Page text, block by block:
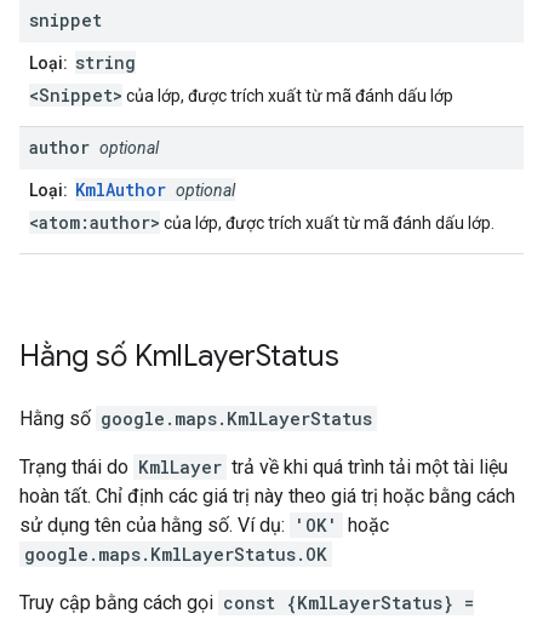
snippet
Loại: string
<Snippet> của lớp, được trích xuất từ mã đánh dấu lớp
author optional
Loại: KmlAuthor optional
<atom:author> của lớp, được trích xuất từ mã đánh dấu lớp.
Hằng số KmlLayerStatus
Hằng số google.maps. KmlLayerStatus
Trạng thái do KmlLayer trả về khi quá trình tải một tài liệu
hoàn tất. Chỉ định các giá trị này theo giá trị hoặc bằng cách
sử dụng tên của hằng số. Ví dụ:
'OK'
hoặc
google.maps.KmlLayerStatus.OK
Truy cập bằng cách gọi const {KmlLayerStatus} =